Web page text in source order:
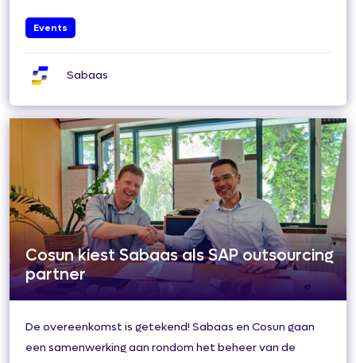
Events
Sabaas
Cosun kiest Sabaas als SAP outsourcing
partner
De overeenkomst is getekend! Sabaas en Cosun gaan
een samenwerking aan rondom het beheer van de